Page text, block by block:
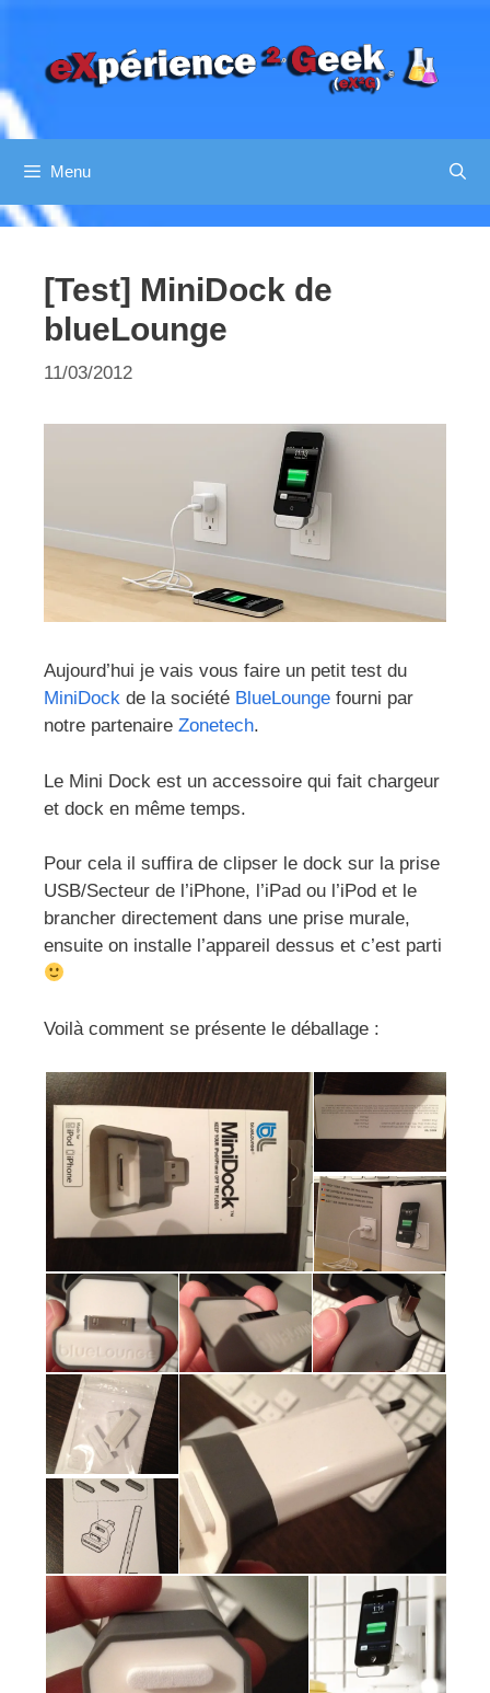
contenu
Menu
[Test] MiniDock de
blueLounge
11/03/2012
Aujourd’hui je vais vous faire un petit test du
MiniDock de la société BlueLounge fourni par
notre partenaire Zonetech.
Le Mini Dock est un accessoire qui fait chargeur
et dock en même temps.
Pour cela il suffira de clipser le dock sur la prise
USB/Secteur de l’iPhone, l’iPad ou l’iPod et le
brancher directement dans une prise murale,
ensuite on installe l’appareil dessus et c’est parti
Voilà comment se présente le déballage :